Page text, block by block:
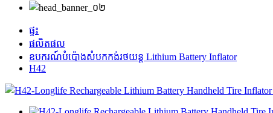
ផ្ទះ
ផលិតផល
ឧបករណ៍បំប៉ោងសំបកកង់រថយន្ត Lithium Battery Inflator
H42